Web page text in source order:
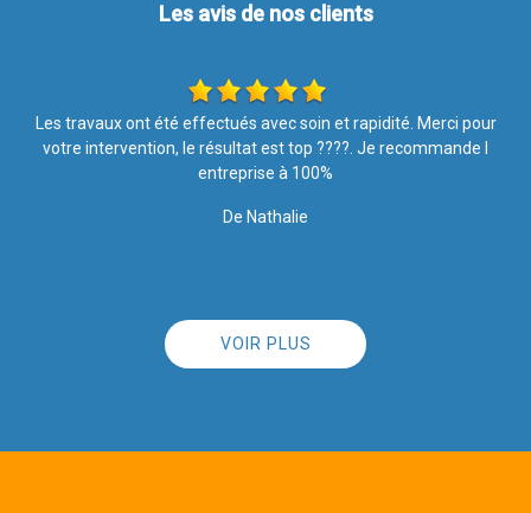
Les avis de nos clients
Ponctuel, très soigné, nous sommes très satisfait des travaux
effectués Merci
VOIR PLUS